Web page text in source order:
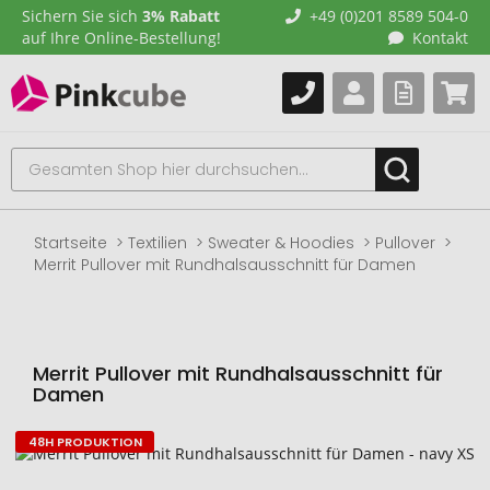
Sichern Sie sich 3% Rabatt
auf Ihre Online-Bestellung!
+49 (0)201 8589 504-0
Kontakt
Startseite Textilien Sweater & Hoodies
Pullover
Merrit Pullover mit Rundhalsausschnitt für Damen
Merrit Pullover mit Rundhalsausschnitt für
Damen
Zum
48H PRODUKTION